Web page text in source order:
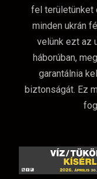
fel területünket
minden ukrán
velünk ezt az
háborúban,
garantálnia
biztonságát. Ez